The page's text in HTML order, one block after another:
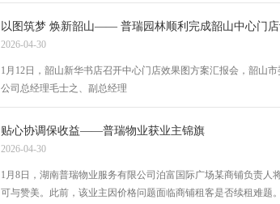
以图筑梦 焕新韶山—— 普瑞园林顺利完成韶山中心门
2026-04-30
1月12日，韶山新华书店召开中心门店效果图方案汇报会，韶山
公司总经理毛士之、副总经理
贴心协调保收益——普瑞物业获业主锦旗
2026-04-30
1月8日，湖南普瑞物业服务有限公司泊富国际广场某商铺负责
可与赞美。此前，该业主因价格问题面临商铺租客是否续租难题